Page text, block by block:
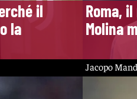
il
la
Roma,
Molina
Jacopo